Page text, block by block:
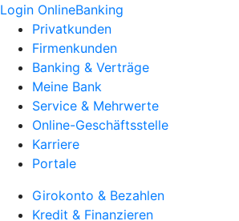
Login OnlineBanking
Privatkunden
Firmenkunden
Banking & Verträge
Meine Bank
Service & Mehrwerte
Online-Geschäftsstelle
Karriere
Portale
Girokonto & Bezahlen
Kredit & Finanzieren